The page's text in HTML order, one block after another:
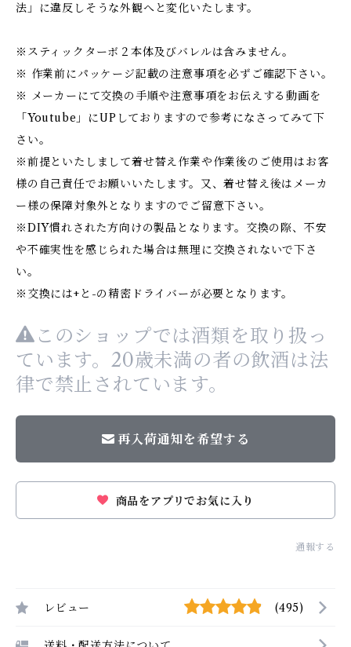
法」に違反しそうな外観へと変化いたします。
※スティックターボ２本体及びバレルは含みません。
※ 作業前にパッケージ記載の注意事項を必ずご確認下さい。
※ メーカーにて交換の手順や注意事項をお伝えする動画を
「Youtube」にUPしておりますので参考になさってみて下
さい。
※前提といたしまして着せ替え作業や作業後のご使用はお客
様の自己責任でお願いいたします。又、着せ替え後はメーカ
ー様の保障対象外となりますのでご留意下さい。
※DIY慣れされた方向けの製品となります。交換の際、不安
や不確実性を感じられた場合は無理に交換されないで下さ
い。
※交換には+と-の精密ドライバーが必要となります。
このショップでは酒類を取り扱っ
ています。20歳未満の者の飲酒は法
律で禁止されています。
再入荷通知を希望する
商品をアプリでお気に入り
通報する
レビュー (495)